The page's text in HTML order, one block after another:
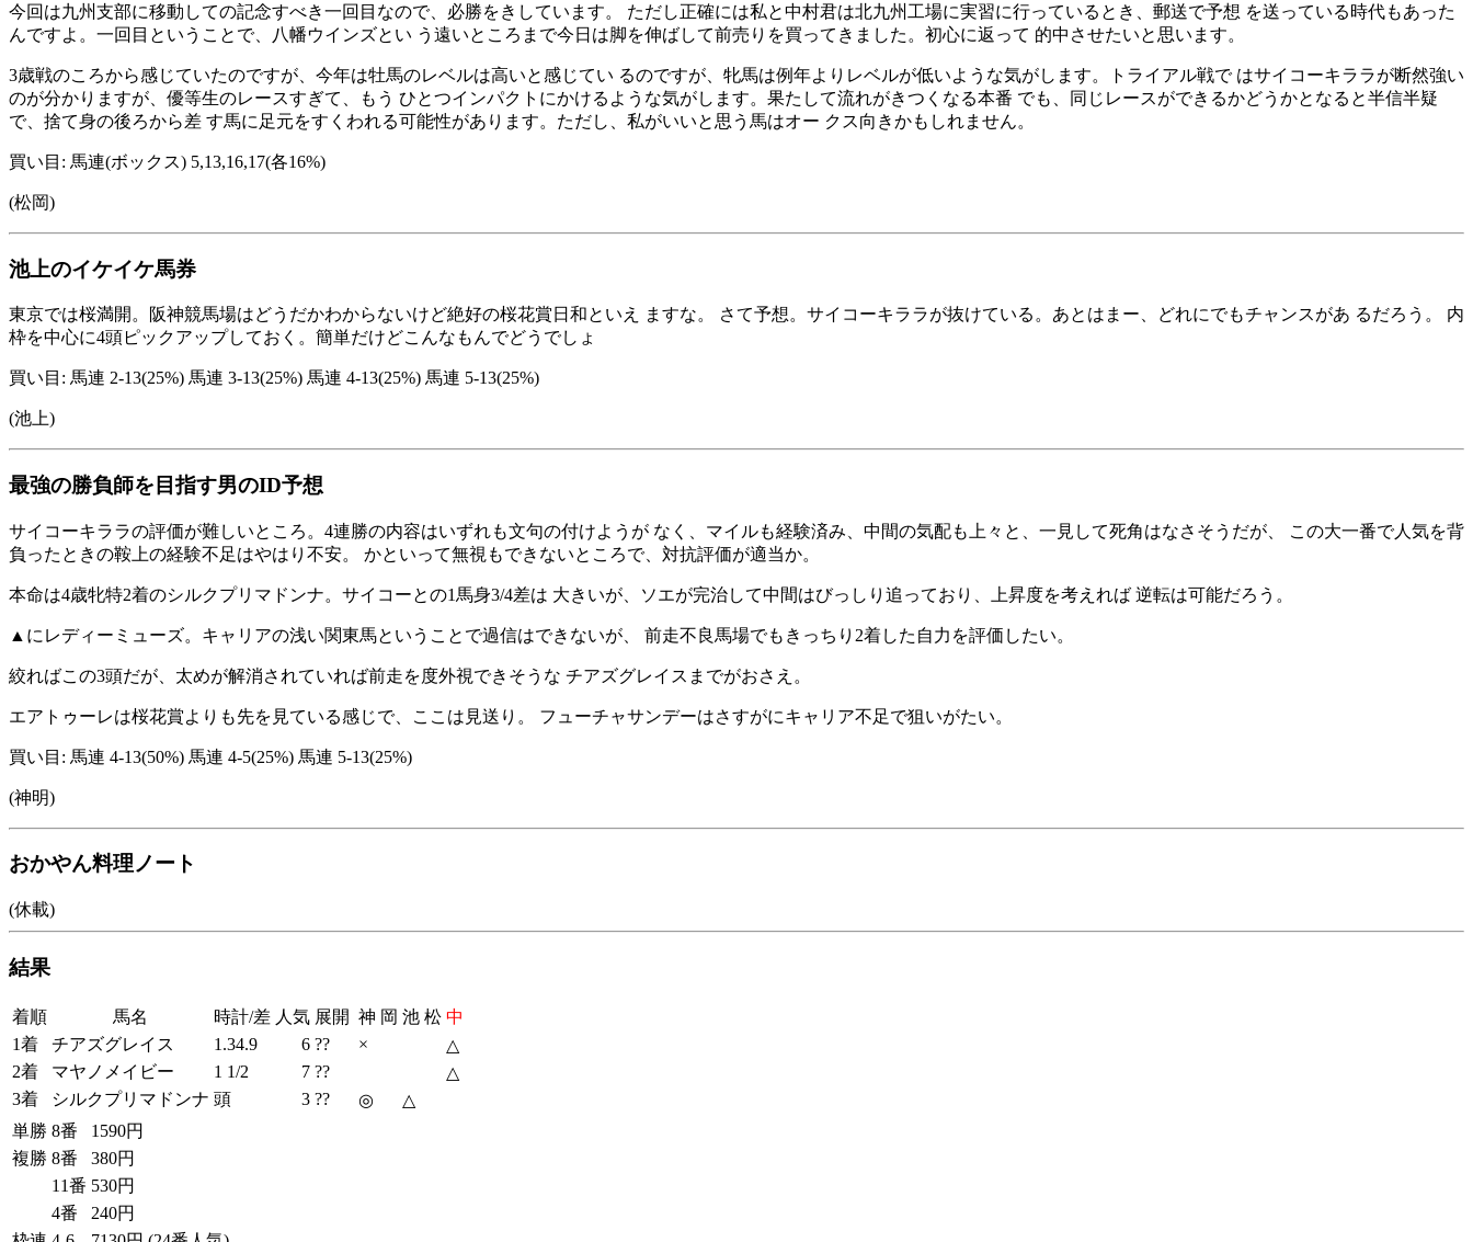
今回は九州支部に移動しての記念すべき一回目なので、必勝をきしています。 ただし正確には私と中村君は北九州工場に実習に行っているとき、郵送で予想 を送っている時代もあった
んですよ。一回目ということで、八幡ウインズとい う遠いところまで今日は脚を伸ばして前売りを買ってきました。初心に返って 的中させたいと思います。
3歳戦のころから感じていたのですが、今年は牡馬のレベルは高いと感じてい るのですが、牝馬は例年よりレベルが低いような気がします。トライアル戦で はサイコーキララが断然強い
のが分かりますが、優等生のレースすぎて、もう ひとつインパクトにかけるような気がします。果たして流れがきつくなる本番 でも、同じレースができるかどうかとなると半信半疑
で、捨て身の後ろから差 す馬に足元をすくわれる可能性があります。ただし、私がいいと思う馬はオー クス向きかもしれません。
買い目: 馬連(ボックス) 5,13,16,17(各16%)
(松岡)
池上のイケイケ馬券
東京では桜満開。阪神競馬場はどうだかわからないけど絶好の桜花賞日和といえ ますな。 さて予想。サイコーキララが抜けている。あとはまー、どれにでもチャンスがあ るだろう。 内
枠を中心に4頭ピックアップしておく。簡単だけどこんなもんでどうでしょ
買い目: 馬連 2-13(25%) 馬連 3-13(25%) 馬連 4-13(25%) 馬連 5-13(25%)
(池上)
最強の勝負師を目指す男のID予想
サイコーキララの評価が難しいところ。4連勝の内容はいずれも文句の付けようが なく、マイルも経験済み、中間の気配も上々と、一見して死角はなさそうだが、 この大一番で人気を背
負ったときの鞍上の経験不足はやはり不安。 かといって無視もできないところで、対抗評価が適当か。
本命は4歳牝特2着のシルクプリマドンナ。サイコーとの1馬身3/4差は 大きいが、ソエが完治して中間はびっしり追っており、上昇度を考えれば 逆転は可能だろう。
▲にレディーミューズ。キャリアの浅い関東馬ということで過信はできないが、 前走不良馬場でもきっちり2着した自力を評価したい。
絞ればこの3頭だが、太めが解消されていれば前走を度外視できそうな チアズグレイスまでがおさえ。
エアトゥーレは桜花賞よりも先を見ている感じで、ここは見送り。 フューチャサンデーはさすがにキャリア不足で狙いがたい。
買い目: 馬連 4-13(50%) 馬連 4-5(25%) 馬連 5-13(25%)
(神明)
おかやん料理ノート
(休載)
結果
着順 馬名 時計/差 人気 展開 神 岡 池 松 中
1着
チアズグレイス 1.34.9 6 ?? ×
△
2着
マヤノメイビー 1 1/2 7 ??
△
3着
シルクプリマドンナ 頭 3 ?? ◎
△
単勝 8番
1590円
複勝 8番
380円
11番 530円
4番
240円